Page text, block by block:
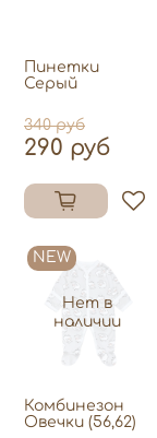
Пинетки
Серый
340 руб
290 руб
Нет в
наличии
NEW
Комбинезон
Овечки (56,62)